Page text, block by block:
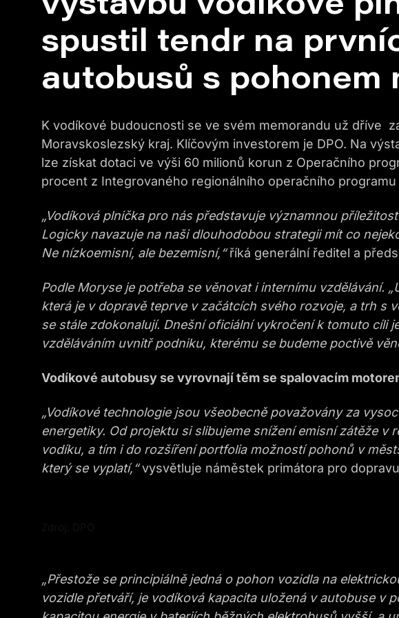
spustil tendr na
autobusů s pohonem
K vodíkové budoucnosti se ve svém memorandu už dříve
Moravskoslezský kraj. Klíčovým investorem je DPO. Na
lze získat dotaci ve výši 60 milionů korun z Operačního
procent z Integrovaného regionálního operačního programu
„Vodíková plnička pro nás představuje významnou
Logicky navazuje na naši dlouhodobou strategii mít co
Ne nízkoemisní, ale bezemisní,“říká generální ředitel a
Podle Moryse je potřeba se věnovat i internímu vzdělávání.
která je v dopravě teprve v začátcích svého rozvoje, a trh s
se stále zdokonalují. Dnešní oficiální vykročení k tomuto cíli
vzděláváním uvnitř podniku, kterému se budeme poctivě
Vodíkové autobusy se vyrovnají těm se spalovacím
„Vodíkové technologie jsou všeobecně považovány za
energetiky. Od projektu si slibujeme snížení emisní zátěže v
vodíku, a tím i do rozšíření portfolia možností pohonů v
který se vyplatí,“vysvětluje náměstek primátora pro
„Přestože se principiálně jedná o pohon vozidla na
vozidle přetváří, je vodíková kapacita uložená v autobuse v